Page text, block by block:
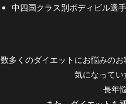
中四国クラス別ボディビル選
数多くのダイエットにお悩みの
気になってい
長年